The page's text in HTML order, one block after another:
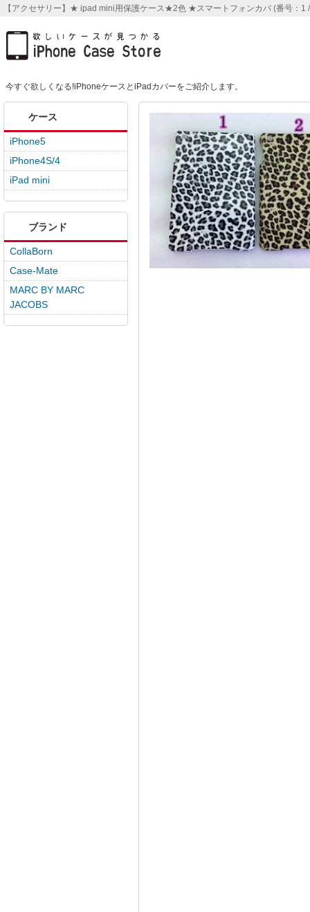
【アクセサリー】★ ipad mini用保護ケース★2色 ★スマートフォンカバ (番号：1
今すぐ欲しくなる!iPhoneケースとiPadカバーをご紹介します。
ケース
iPhone5
iPhone4S/4
iPad mini
ブランド
CollaBorn
Case-Mate
MARC BY MARC
JACOBS